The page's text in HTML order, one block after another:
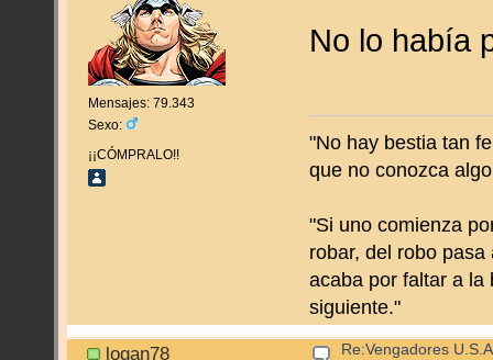
Mensajes: 79.343
Sexo:
¡¡CÓMPRALO!!
No lo había
"No hay bestia tan
que no conozca
"Si uno comienza
robar, del robo
acaba por faltar a la
siguiente."
logan78 Re:Vengadores